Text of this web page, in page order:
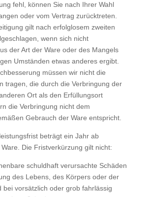
fehl, können Sie nach Ihrer Wahl
oder vom Vertrag zurücktreten.
gilt nach erfolglosem zweiten
wenn sich nicht
der Art der Ware oder des Mangels
Umständen etwas anderes ergibt.
müssen wir nicht die
tragen, die durch die Verbringung der
Ort als den Erfüllungsort
die Verbringung nicht dem
Gebrauch der Ware entspricht.
beträgt ein Jahr ab
Die Fristverkürzung gilt nicht:
schuldhaft verursachte Schäden
des Lebens, des Körpers oder der
bei vorsätzlich oder grob fahrlässig